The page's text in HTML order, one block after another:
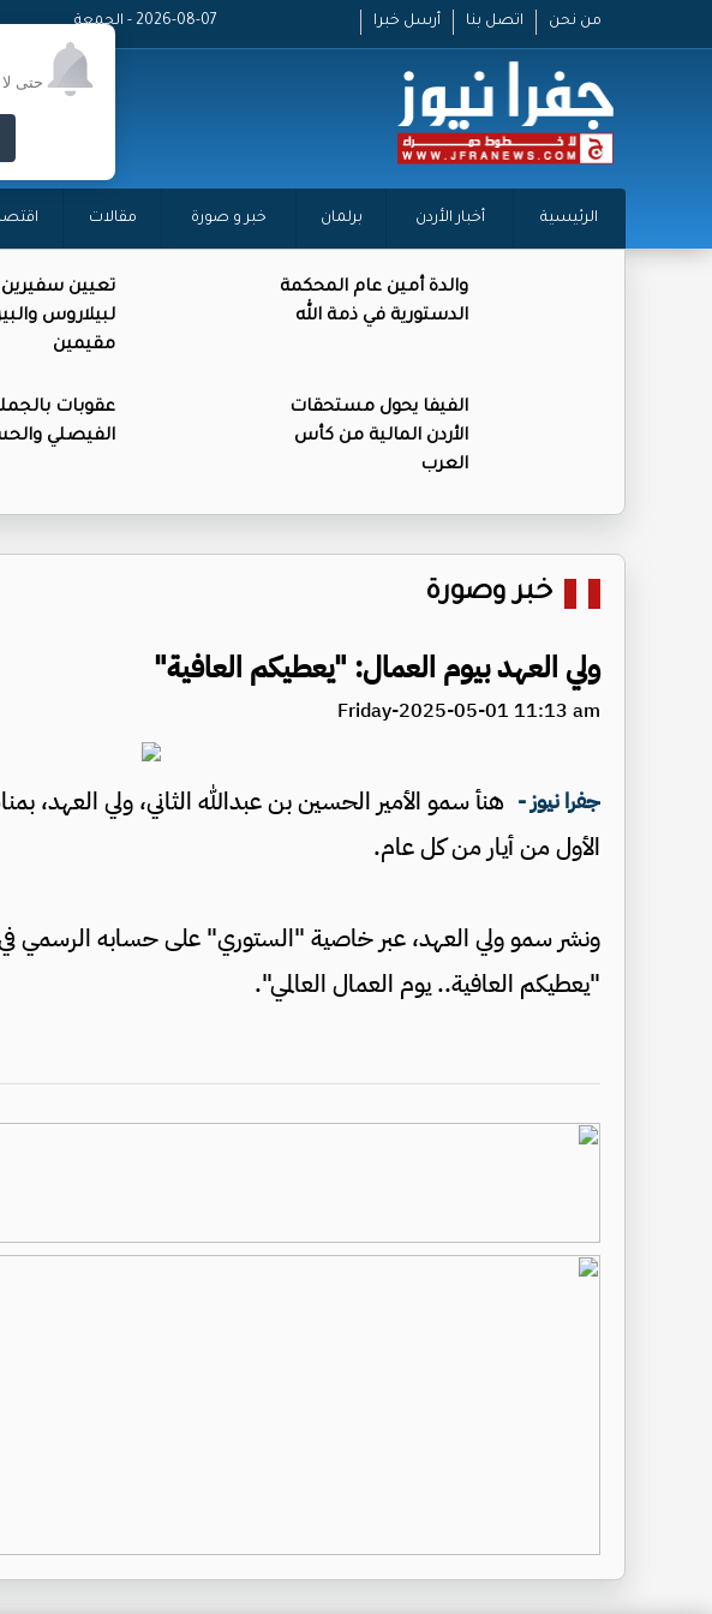
حتى
من نحن اتصل بنا أرسل خبرا 2026-08-07 - الجمعة
الرئيسية أخبار الأردن برلمان خبر و صورة مقالات
والدة أمين عام المحكمة
الدستورية في ذمة الله
تعيين سفيرين
لبيلاروس
مقيمين
الفيفا يحول مستحقات
الأردن المالية من كأس
العرب
عقوبات
الفيصلي
خبر وصورة
ولي العهد بيوم العمال: "يعطيكم العافية"
Friday-2025-05-01 11:13 am
جفرا نيوز - هنأ سمو الأمير الحسين بن عبدالله الثاني، ولي العهد،
الأول من أيار من كل عام.
ونشر سمو ولي العهد، عبر خاصية "الستوري" على حسابه الرسمي
"يعطيكم العافية.. يوم العمال العالمي".